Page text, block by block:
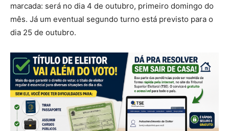
marcada: será no dia 4 de outubro, primeiro domingo do
mês. Já um eventual segundo turno está previsto para o
dia 25 de outubro.